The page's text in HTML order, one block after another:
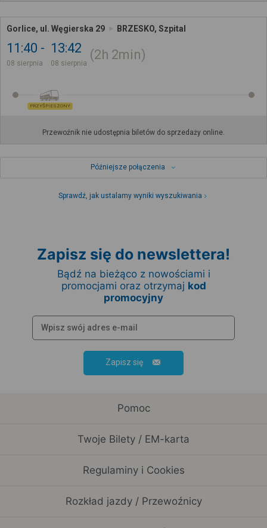
Gorlice, ul. Węgierska 29 BRZESKO, Szpital
11:40
08 sierpnia
13:42
08 sierpnia
2h 2min
PRZYŚPIESZONY
Przewoźnik nie udostępnia biletów do sprzedaży online.
Późniejsze połączenia
Sprawdź, jak ustalamy wyniki wyszukiwania
Zapisz się do newslettera!
Bądź na bieżąco z nowościami i
promocjami oraz otrzymaj kod
promocyjny
Zapisz się
Pomoc
Twoje Bilety / EM-karta
Regulaminy i Cookies
Rozkład jazdy / Przewoźnicy